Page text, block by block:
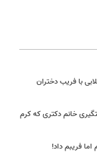
با فریب دختران
خانم دکتری که کرم